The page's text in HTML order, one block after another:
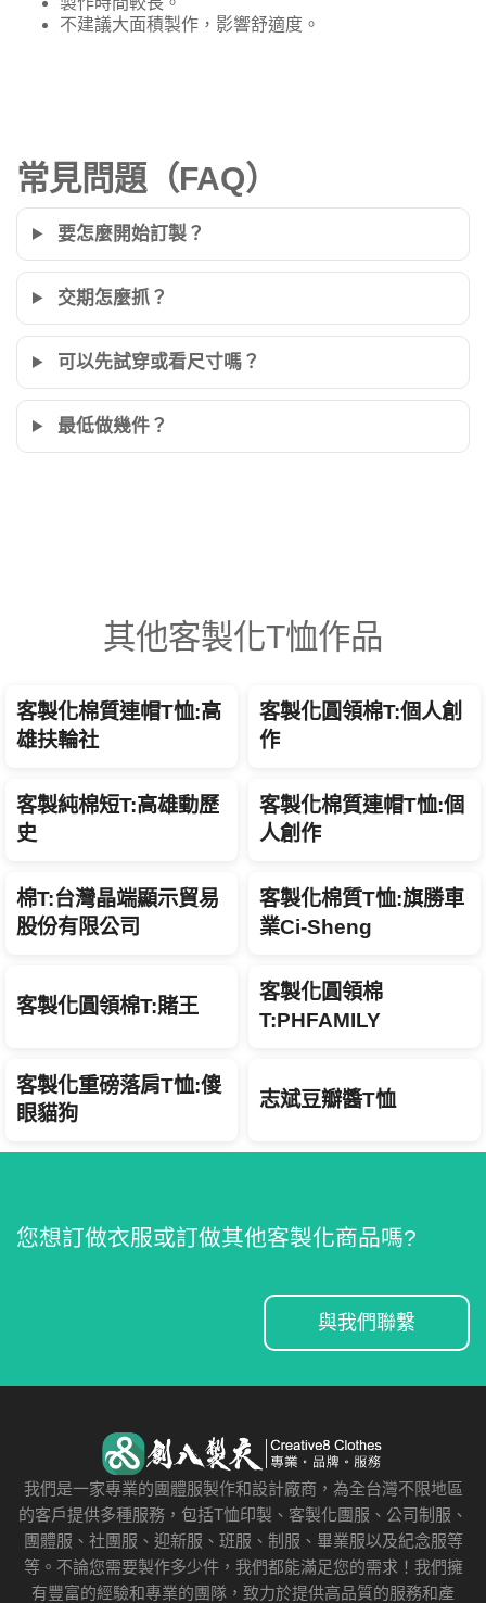
不建議大面積製作，影響舒適度。
常見問題（FAQ）
要怎麼開始訂製？
交期怎麼抓？
可以先試穿或看尺寸嗎？
最低做幾件？
其他客製化T恤作品
客製化棉質連帽T恤:高
雄扶輪社
客製化圓領棉T:個人創
作
客製純棉短T:高雄動歷
史
客製化棉質連帽T恤:個
人創作
棉T:台灣晶端顯示貿易
股份有限公司
客製化棉質T恤:旗勝車
業Ci-Sheng
客製化圓領棉T:賭王
客製化圓領棉
T:PHFAMILY
客製化重磅落肩T恤:傻
眼貓狗
志斌豆瓣醬T恤
您想訂做衣服或訂做其他客製化商品嗎?
與我們聯繫
我們是一家專業的團體服製作和設計廠商，為全台灣不限地區
的客戶提供多種服務，包括T恤印製、客製化團服、公司制服、
團體服、社團服、迎新服、班服、制服、畢業服以及紀念服等
等。不論您需要製作多少件，我們都能滿足您的需求！我們擁
有豐富的經驗和專業的團隊，致力於提供高品質的服務和產